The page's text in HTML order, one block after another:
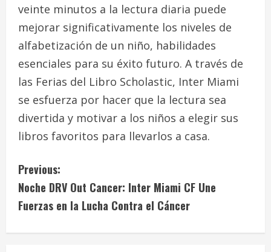
veinte minutos a la lectura diaria puede
mejorar significativamente los niveles de
alfabetización de un niño, habilidades
esenciales para su éxito futuro. A través de
las Ferias del Libro Scholastic, Inter Miami
se esfuerza por hacer que la lectura sea
divertida y motivar a los niños a elegir sus
libros favoritos para llevarlos a casa.
C
o
Previous:
Noche DRV Out Cancer: Inter Miami CF Une
Fuerzas en la Lucha Contra el Cáncer